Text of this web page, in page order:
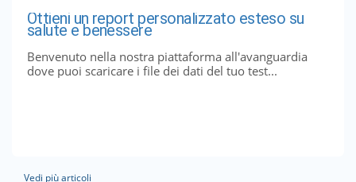
Ottieni un report personalizzato esteso su
salute e benessere
Benvenuto nella nostra piattaforma all'avanguardia
dove puoi scaricare i file dei dati del tuo test...
Vedi più articoli